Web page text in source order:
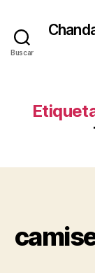
Buscar